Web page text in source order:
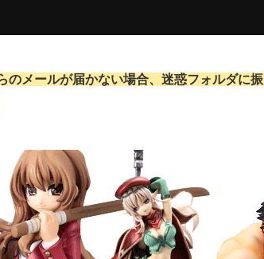
のメールが届かない場合、迷惑フォルダに